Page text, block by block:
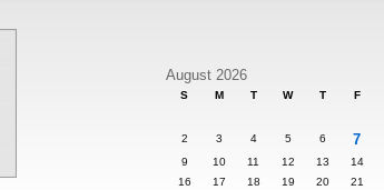
August 2026
S M T W T F
2
3 4 5 6 7
9
10 11 12 13 14
16
17 18 19 20 21